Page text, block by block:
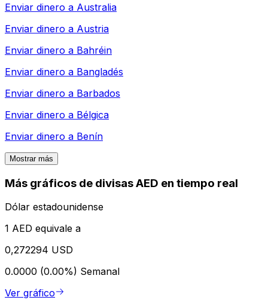
Enviar dinero a Australia
Enviar dinero a Austria
Enviar dinero a Bahréin
Enviar dinero a Bangladés
Enviar dinero a Barbados
Enviar dinero a Bélgica
Enviar dinero a Benín
Mostrar más
Más gráficos de divisas AED en tiempo real
Dólar estadounidense
1 AED equivale a
0,272294 USD
0.0000 (0.00%) Semanal
Ver gráfico